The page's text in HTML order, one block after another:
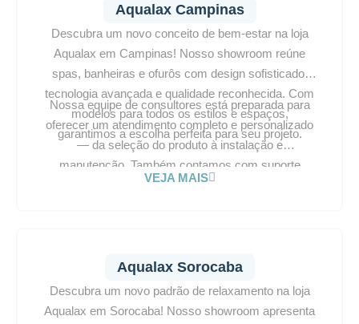
Aqualax Campinas
Descubra um novo conceito de bem-estar na loja
Aqualax em Campinas! Nosso showroom reúne
spas, banheiras e ofurôs com design sofisticado,
tecnologia avançada e qualidade reconhecida. Com
modelos para todos os estilos e espaços,
garantimos a escolha perfeita para seu projeto.
Nossa equipe de consultores está preparada para
oferecer um atendimento completo e personalizado
— da seleção do produto à instalação e
manutenção. Também contamos com suporte
técnico no local para garantir segurança e
VEJA MAIS
Aqualax Sorocaba
Descubra um novo padrão de relaxamento na loja
Aqualax em Sorocaba! Nosso showroom apresenta